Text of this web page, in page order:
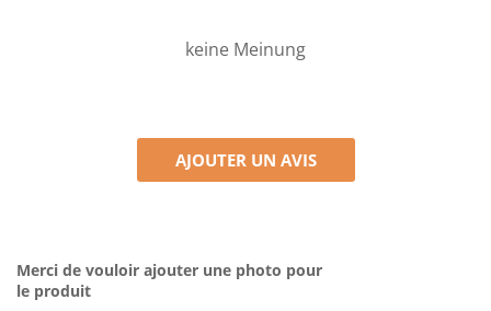
keine Meinung
AJOUTER UN AVIS
Merci de vouloir ajouter une photo pour
le produit